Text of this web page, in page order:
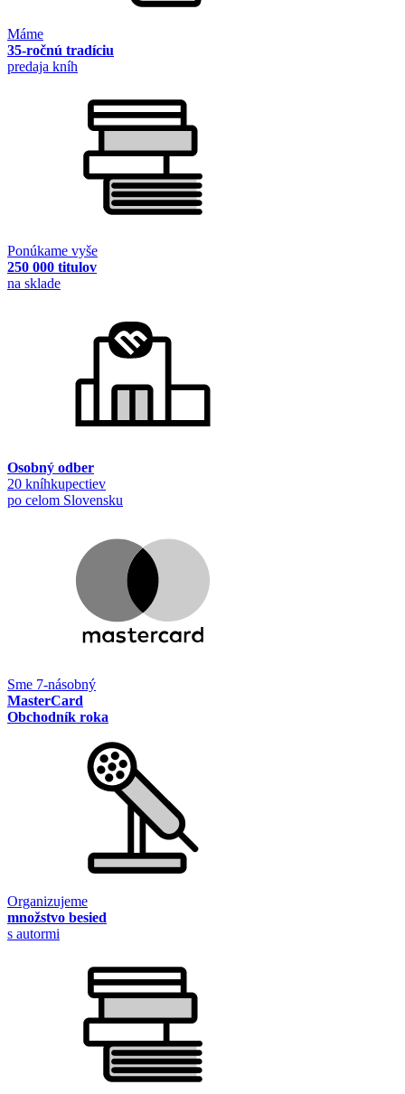
Máme
35-ročnú tradíciu
predaja kníh
Ponúkame vyše
250 000 titulov
na sklade
Osobný odber
20 kníhkupectiev
po celom Slovensku
Sme 7-násobný
MasterCard
Obchodník roka
Organizujeme
množstvo besied
s autormi